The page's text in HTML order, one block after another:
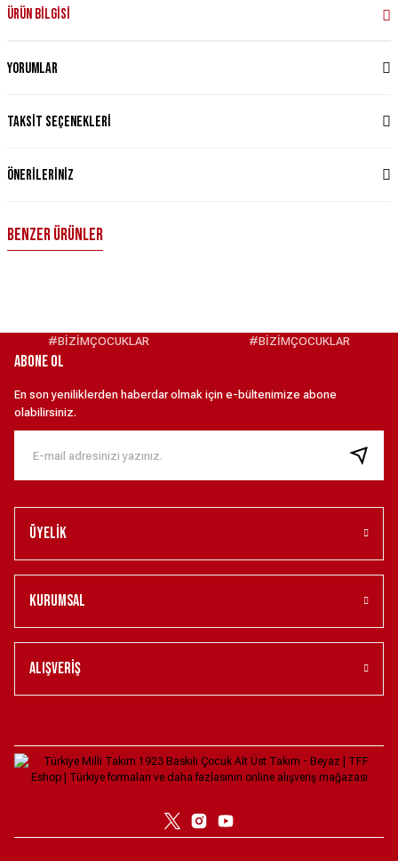
Ürün Bilgisi
Yorumlar
Taksit Seçenekleri
Önerileriniz
Benzer Ürünler
2.199,00 ₺
1.923,00 ₺ 1.399,90 ₺
Yeni
Türkiye Milli Takım 1923 Baskılı Çocuk Alt Üst Takım - Kırmızı XS
1.500,00 ₺
TÜRKİYE İMZALI ANADOLU ÇİNİ ÇOCUK TİŞÖRT – MAVİ XXL
1.500,00 ₺
999,90 ₺
Türkiye Milli Takım Armalı Polo Yaka Forma Çocuk - Kırmızı XS
#BİZİMÇOCUKLAR #BİZİMÇOCUKLAR
Üyelik
Kurumsal
Alışveriş
ABONE OL
En son yeniliklerden haberdar olmak için e-bültenimize abone
olabilirsiniz.